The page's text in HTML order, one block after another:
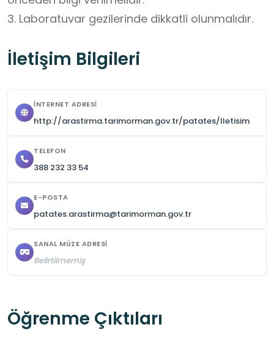
3. Laboratuvar gezilerinde dikkatli olunmalıdır.
İletişim Bilgileri
İNTERNET ADRESI
http://arastirma.tarimorman.gov.tr/patates/Iletisim
TELEFON
388 232 33 54
E-POSTA
patates.arastirma@tarimorman.gov.tr
SANAL MÜZE ADRESI
Belirtilmemiş
Öğrenme Çıktıları